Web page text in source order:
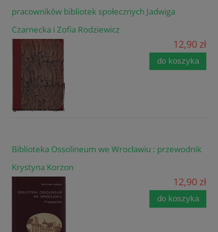
pracowników bibliotek społecznych Jadwiga
Czarnecka i Zofia Rodziewicz
12,90 zł
do koszyka
Biblioteka Ossolineum we Wrocławiu : przewodnik
Krystyna Korzon
12,90 zł
do koszyka